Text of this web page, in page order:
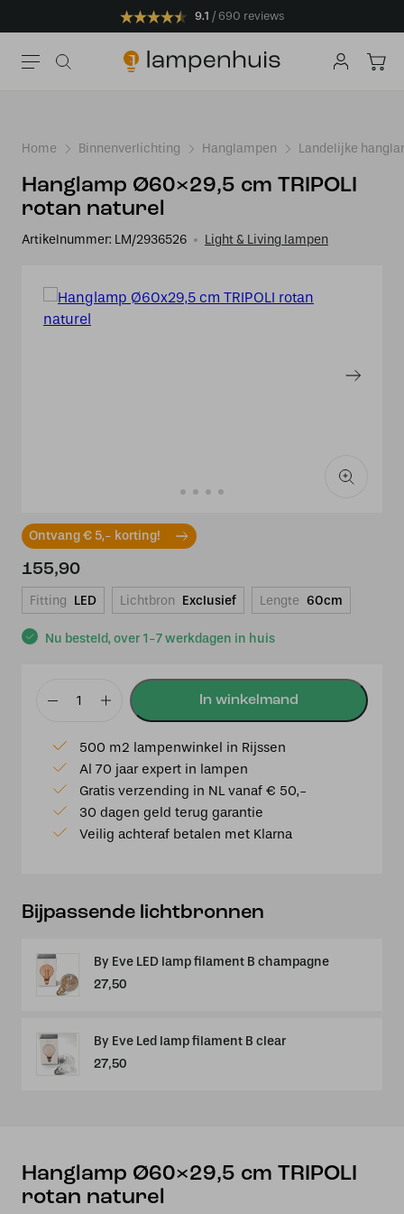
9.1 690 reviews
Home Binnenverlichting Hanglampen Landelijke
Hanglamp Ø60×29,5 cm TRIPOLI
rotan naturel
Artikelnummer: LM/2936526 Light & Living lampen
Ontvang € 5,- korting!
Nu besteld, over 1-7 werkdagen in huis
155,90
Fitting LED Lichtbron Exclusief Lengte 60cm
Hanglamp
cm
TRIPOLI
rotan
naturel
aantal
500 m2 lampenwinkel in Rijssen
Al 70 jaar expert in lampen
Gratis verzending in NL vanaf € 50,-
30 dagen geld terug garantie
Veilig achteraf betalen met Klarna
Bijpassende lichtbronnen
By Eve LED lamp filament B champagne
27,50
By Eve Led lamp filament B clear
27,50
Hanglamp Ø60×29,5 cm TRIPOLI
rotan naturel